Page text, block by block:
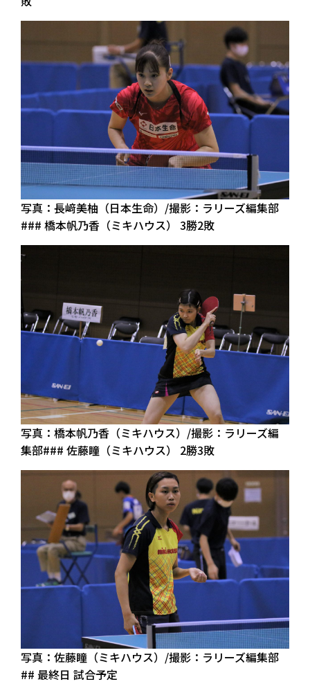
写真：長﨑美柚（日本生命）/撮影：ラリーズ編集部
### 橋本帆乃香（ミキハウス） 3勝2敗
写真：橋本帆乃香（ミキハウス）/撮影：ラリーズ編
集部### 佐藤瞳（ミキハウス） 2勝3敗
写真：佐藤瞳（ミキハウス）/撮影：ラリーズ編集部
## 最終日 試合予定